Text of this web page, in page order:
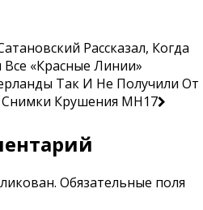
Рассказал, Когда
«красные Линии»
Так И Не Получили От
Крушения MH17
Обязательные поля